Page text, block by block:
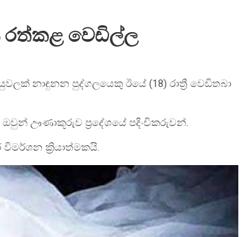
රත්කළ වෙඩිල්ල
නාඳුනන පුද්ගලයෙකු ඊයේ (18) රාත්‍රී වෙඩිතබා
ඔවුන් ඌණාකූරුව ප්‍රදේශයේ පදිංචිකරුවන්.
ක්‍රියාත්මකයි.